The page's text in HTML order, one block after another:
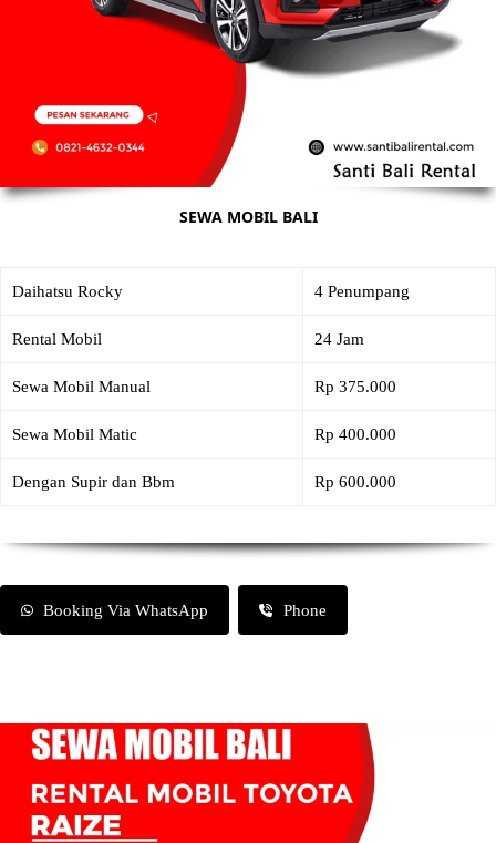
SEWA MOBIL BALI
Daihatsu Rocky 4 Penumpang
Rental Mobil 24 Jam
Sewa Mobil Manual Rp 375.000
Sewa Mobil Matic Rp 400.000
Dengan Supir dan Bbm Rp 600.000
Booking Via WhatsApp Phone